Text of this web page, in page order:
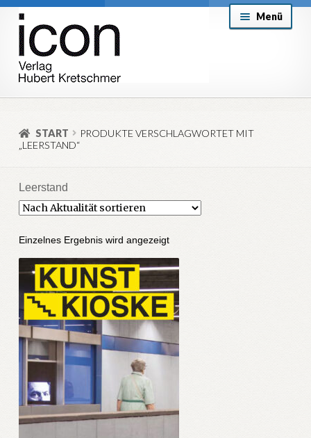
Zur
Navigation
springen
Zum
Inhalt
springen
Menü
About
Versand & Lieferung
Aktuell
START
PRODUKTE VERSCHLAGWORTET MIT
„LEERSTAND“
Leerstand
Einzelnes Ergebnis wird angezeigt